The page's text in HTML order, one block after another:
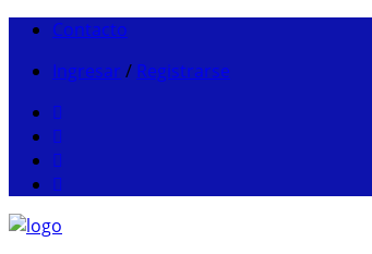
Contacto
Ingresar / Registrarse